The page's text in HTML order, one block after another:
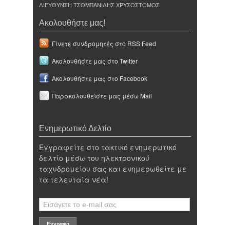
ΔΙΕΥΘΥΝΣΗ ΤΣΟΜΠΑΝΙΔΗΣ ΧΡΥΣΟΣΤΟΜΟΣ
Ακολουθήστε μας!
Γίνετε συνδρομητές στο RSS Feed
Ακολουθήστε μας στο Twitter
Ακολουθήστε μας στο Facebook
Παρακολουθείστε μας μέσω Mail
Ενημερωτικό Δελτίο
Εγγραφείτε στο τακτικό ενημερωτικό
δελτίο μέσω του ηλεκτρονικού
ταχυδρομείου σας και ενημερωθείτε με
τα τελευταία νέα!